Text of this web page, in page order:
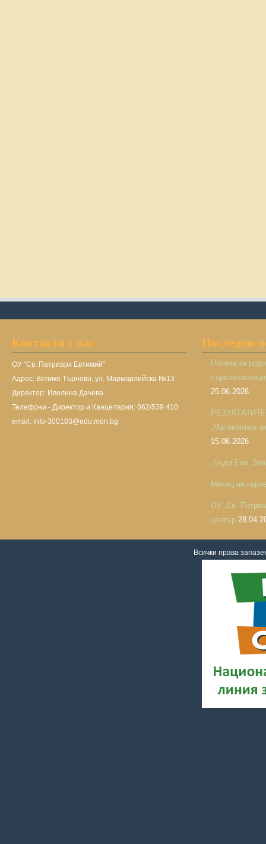
Контакти с нас
ОУ "Св. Патриарх Евтимий"
Адрес: Велико Търново, ул. Мармарлийска №13
Директор: Ивелина Дачева
Телефони - Директор и Канцелария: 062/539 410
email: info-300103@edu.mon.bg
Последни
Покана за
25.06.2026
РЕЗУЛТАТИТЕ
„Математика
15.06.2026
„Бъди Еко.
Месец на
ОУ „Св.
център
Всички права